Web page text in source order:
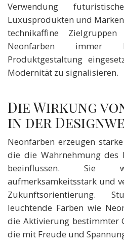
Verwendung
Luxusprodukten und
technikaffine
Neonfarben
Produktgestaltung
Modernität zu signalisieren.
Die Wirkung
in der
Neonfarben erzeugen
die die Wahrnehmung des
beeinflussen. Sie
aufmerksamkeitsstark und
Zukunftsorientierung.
leuchtende Farben wie
die Aktivierung bestimmter
die mit Freude und